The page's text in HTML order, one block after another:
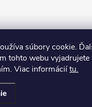
súbory cookie.
tohto webu vyjadrujete
Viac informáciítu.